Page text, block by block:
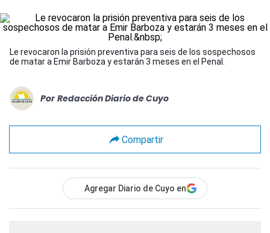
Le revocaron la prisión preventiva para seis de los sospechosos
de matar a Emir Barboza y estarán 3 meses en el Penal.
Por Redacción Diario de Cuyo
Compartir
Agregar Diario de Cuyo en